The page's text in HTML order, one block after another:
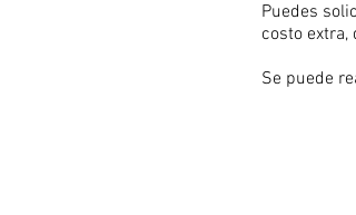
Puedes
costo extra,
Se puede